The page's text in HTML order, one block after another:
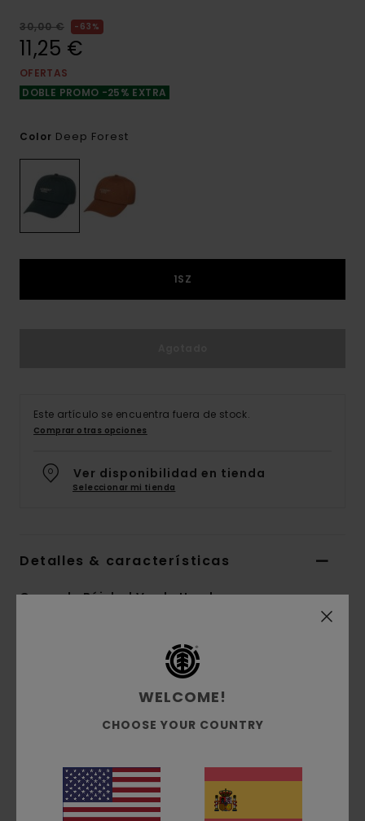
30,00 € 63%
11,25 €
OFERTAS
DOBLE PROMO -25% EXTRA
Color Deep Forest
1SZ
Este artículo se encuentra fuera de stock.
Comprar otras opciones
Ver disponibilidad en tienda
Seleccionar mi tienda
Detalles & características
Gorra de Béisbol Verde Hombre
Cierre:clip en la parte trasera
Inscripción bordada con puntadas en
cadeneta en la parte frontal
WELCOME!
CHOOSE YOUR COUNTRY